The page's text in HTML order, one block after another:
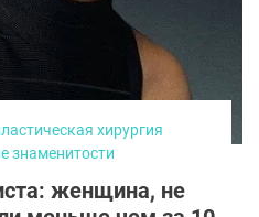
людей планеты.
чей годовой доход
меняющая
модных глянцевых
но лишь затем, чтобы